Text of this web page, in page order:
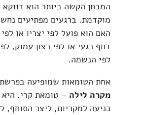
המבחן הקשה ביותר הוא דווקא
מוקדמת. ברגעים מפתיעים
האם הוא פועל לפי יצריו או
דחף רגעי או לפי רצון עמוק,
לפי הנשמה.
אחת הטומאות שמופיעה
מקרה לילה – טומאת קרי.
כניעה למקריות, ליצר